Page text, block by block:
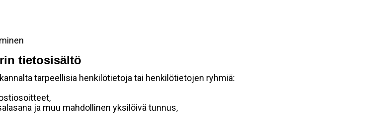
tietosisältö
tarpeellisia henkilötietoja tai henkilötietojen ryhmiä:
ja muu mahdollinen yksilöivä tunnus,